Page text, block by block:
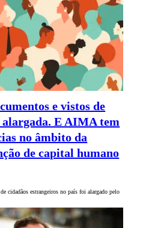
e vistos de
E AIMA tem
no âmbito da
de capital humano
cidadãos estrangeiros no país foi alargado pelo